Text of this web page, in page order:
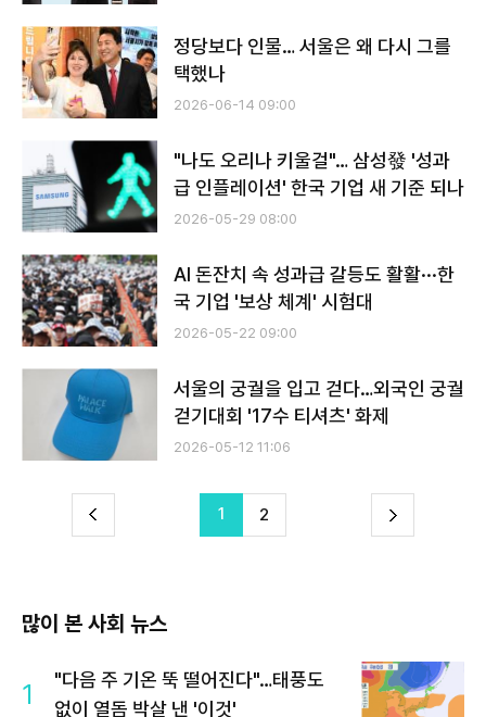
정당보다 인물… 서울은 왜 다시 그를
택했나
2026-06-14 09:00
"나도 오리나 키울걸"… 삼성發 '성과
급 인플레이션' 한국 기업 새 기준 되나
2026-05-29 08:00
AI 돈잔치 속 성과급 갈등도 활활···한
국 기업 '보상 체계' 시험대
2026-05-22 09:00
서울의 궁궐을 입고 걷다…외국인 궁궐
걷기대회 '17수 티셔츠' 화제
2026-05-12 11:06
이
1
2 다
많이 본 사회 뉴스
1
"다음 주 기온 뚝 떨어진다"…태풍도
없이 열돔 박살 낸 '이것'